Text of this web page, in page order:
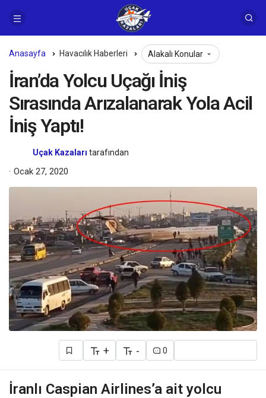
Anasayfa Havacılık Haberleri Alakalı Konular
İran’da Yolcu Uçağı İniş
Sırasında Arızalanarak Yola Acil
İniş Yaptı!
Uçak Kazaları tarafından
Ocak 27, 2020
+ - 0
İranlı Caspian Airlines’a ait yolcu